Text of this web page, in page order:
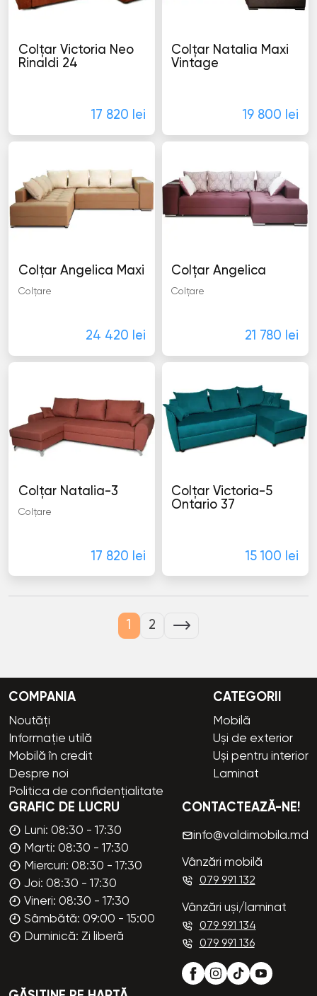
Colţar Victoria Neo
Rinaldi 24
17 820 lei
Colţar Natalia Maxi
Vintage
19 800 lei
Colţar Angelica Maxi
Colţare
24 420 lei
Colţar Angelica
Colţare
21 780 lei
Colţar Natalia-3
Colţare
17 820 lei
Colţar Victoria-5
Ontario 37
15 100 lei
1 2
COMPANIA
Noutăți
Informație utilă
Mobilă în credit
Despre noi
Politica de confidențialitate
CATEGORII
Mobilă
Uși de exterior
Uși pentru interior
Laminat
GRAFIC DE LUCRU
Luni: 08:30 - 17:30
Marti: 08:30 - 17:30
Miercuri: 08:30 - 17:30
Joi: 08:30 - 17:30
Vineri: 08:30 - 17:30
Sâmbătă: 09:00 - 15:00
Duminică: Zi liberă
CONTACTEAZĂ-NE!
info@valdimobila.md
Vânzări mobilă
079 991 132
Vânzări uși/laminat
079 991 134
079 991 136